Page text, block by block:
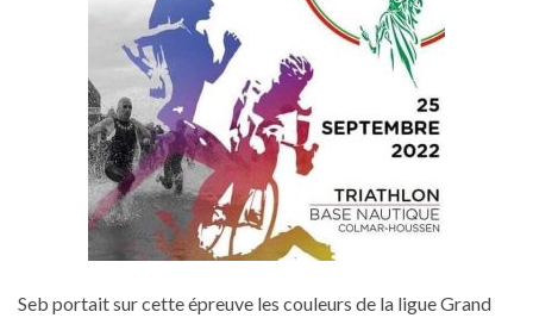
Seb portait sur cette épreuve les couleurs de la ligue Grand